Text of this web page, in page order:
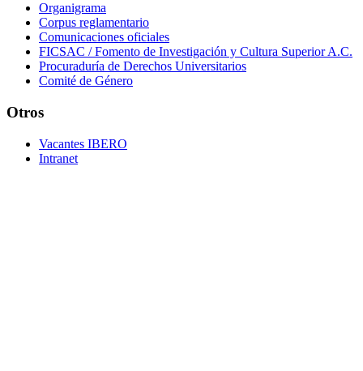
Organigrama
Corpus reglamentario
Comunicaciones oficiales
FICSAC / Fomento de Investigación y Cultura Superior A.C.
Procuraduría de Derechos Universitarios
Comité de Género
Otros
Vacantes IBERO
Intranet